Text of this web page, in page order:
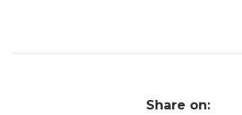
Share on: